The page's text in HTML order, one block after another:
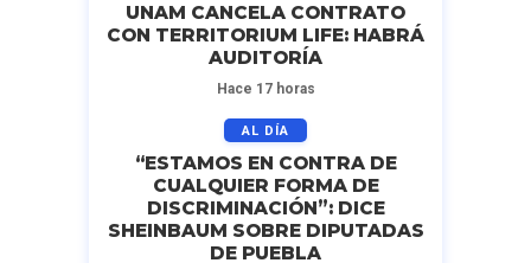
UNAM CANCELA CONTRATO
CON TERRITORIUM LIFE: HABRÁ
AUDITORÍA
Hace 17 horas
AL DÍA
“ESTAMOS EN CONTRA DE
CUALQUIER FORMA DE
DISCRIMINACIÓN”: DICE
SHEINBAUM SOBRE DIPUTADAS
DE PUEBLA